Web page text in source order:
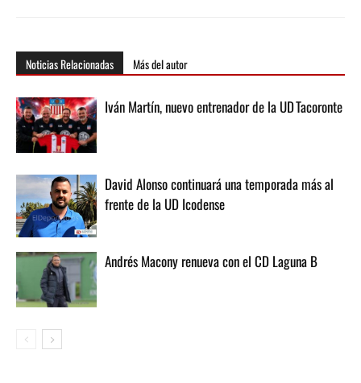
Noticias Relacionadas Más del autor
Iván Martín, nuevo entrenador de la UD Tacoronte
David Alonso continuará una temporada más al
frente de la UD Icodense
Andrés Macony renueva con el CD Laguna B